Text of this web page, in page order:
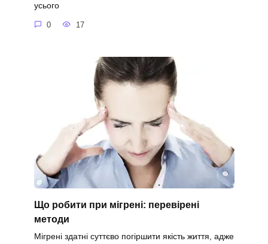
усього
0 17
Що робити при мігрені: перевірені
методи
Мігрені здатні суттєво погіршити якість життя, адже